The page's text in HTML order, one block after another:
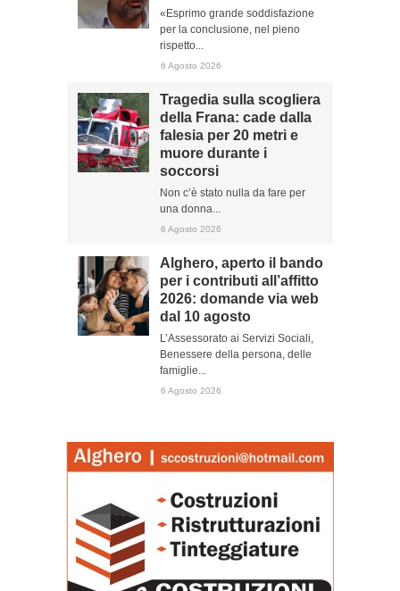
«Esprimo grande soddisfazione
per la conclusione, nel pieno
rispetto...
6 Agosto 2026
Tragedia sulla scogliera
della Frana: cade dalla
falesia per 20 metri e
muore durante i
soccorsi
Non c’è stato nulla da fare per
una donna...
6 Agosto 2026
Alghero, aperto il bando
per i contributi all’affitto
2026: domande via web
dal 10 agosto
L’Assessorato ai Servizi Sociali,
Benessere della persona, delle
famiglie...
6 Agosto 2026